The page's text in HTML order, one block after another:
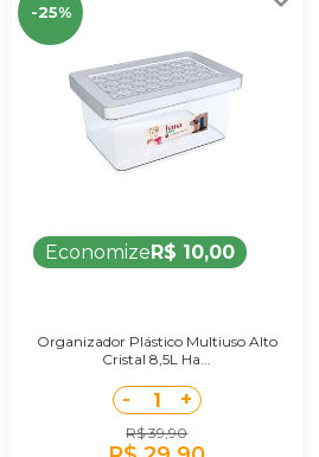
-25%
EconomizeR$ 10,00
Organizador Plástico Multiuso Alto
Cristal 8,5L Ha...
- 1 +
R$ 39,90